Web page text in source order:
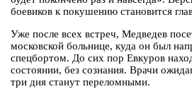
боевиков к покушению становится
Уже после всех встреч, Медведев
московской больнице, куда он был
спецбортом. До сих пор Евкуров
состоянии, без сознания. Врачи
три дня станут переломными.